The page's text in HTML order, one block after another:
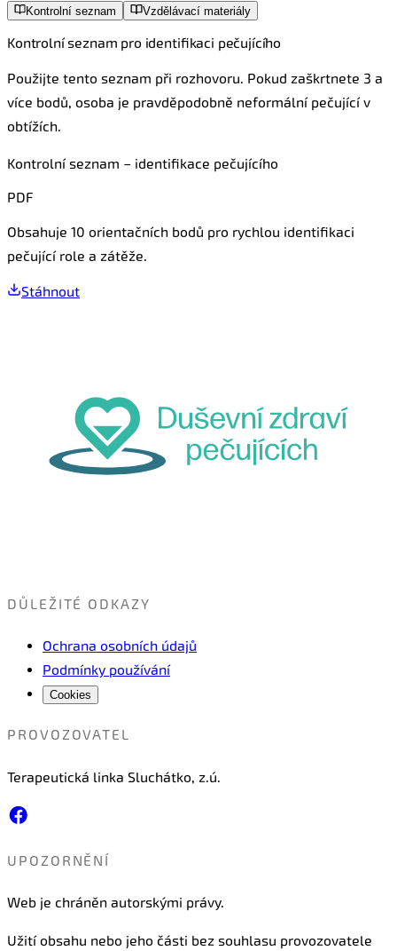
Kontrolní seznam Vzdělávací materiály
Kontrolní seznam pro identifikaci pečujícího
Použijte tento seznam při rozhovoru. Pokud zaškrtnete 3 a
více bodů, osoba je pravděpodobně neformální pečující v
obtížích.
Kontrolní seznam – identifikace pečujícího
PDF
Obsahuje 10 orientačních bodů pro rychlou identifikaci
pečující role a zátěže.
Stáhnout
DŮLEŽITÉ ODKAZY
Ochrana osobních údajů
Podmínky používání
Cookies
PROVOZOVATEL
Terapeutická linka Sluchátko, z.ú.
UPOZORNĚNÍ
Web je chráněn autorskými právy.
Užití obsahu nebo jeho části bez souhlasu provozovatele